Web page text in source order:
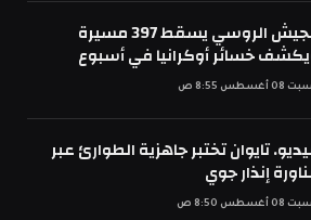
الجيش الروسي يسقط 397 مسيرة
خسائر أوكرانيا في أسبوع
08 أغسطس 8:55 ص
تايوان تختبر جاهزية الطوارئ عبر
إنذار جوي
08 أغسطس 8:50 ص